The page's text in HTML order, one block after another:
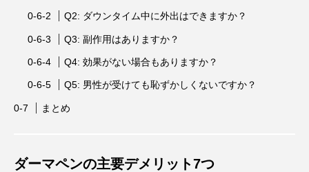
Q2: ダウンタイム中に外出はできますか？
Q3: 副作用はありますか？
Q4: 効果がない場合もありますか？
Q5: 男性が受けても恥ずかしくないですか？
まとめ
ダーマペンの主要デメリット7つ